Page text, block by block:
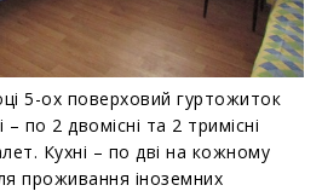
5-ох поверховий гуртожиток
по 2 двомісні та 2 тримісні
Кухні – по дві на кожному
проживання іноземних